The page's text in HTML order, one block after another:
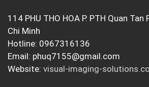
114 PHU THO HOA P. PTH Quan Tan
Chi Minh
Hotline: 0967316136
Email: phuq7155@gmail.com
Website: visual-imaging-